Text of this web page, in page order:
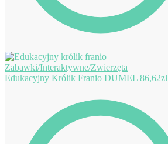
Edukacyjny Królik Franio DUMEL 86,62zł